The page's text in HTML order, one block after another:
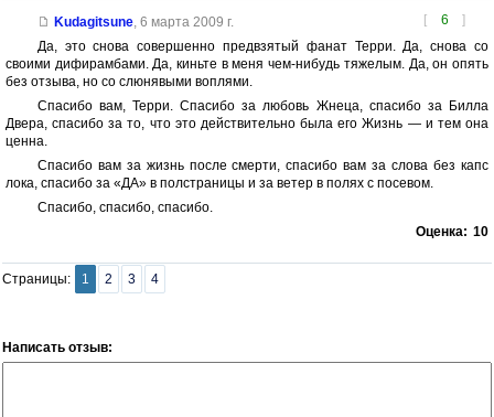
[ 6 ]
Kudagitsune, 6 марта 2009 г.
Да, это снова совершенно предвзятый фанат Терри. Да, снова со
своими дифирамбами. Да, киньте в меня чем-нибудь тяжелым. Да, он опять
без отзыва, но со слюнявыми воплями.
Спасибо вам, Терри. Спасибо за любовь Жнеца, спасибо за Билла
Двера, спасибо за то, что это действительно была его Жизнь — и тем она
ценна.
Спасибо вам за жизнь после смерти, спасибо вам за слова без капс
лока, спасибо за «ДА» в полстраницы и за ветер в полях с посевом.
Спасибо, спасибо, спасибо.
Оценка: 10
Страницы: 1 2 3 4
Написать отзыв: